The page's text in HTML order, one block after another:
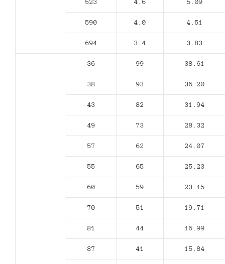
523 4.6 5.09
590 4.0 4.51
694 3.4 3.83
36 99 38.61
38 93 36.20
43 82 31.94
49 73 28.32
57 62 24.07
55 65 25.23
60 59 23.15
70 51 19.71
81 44 16.99
87 41 15.84